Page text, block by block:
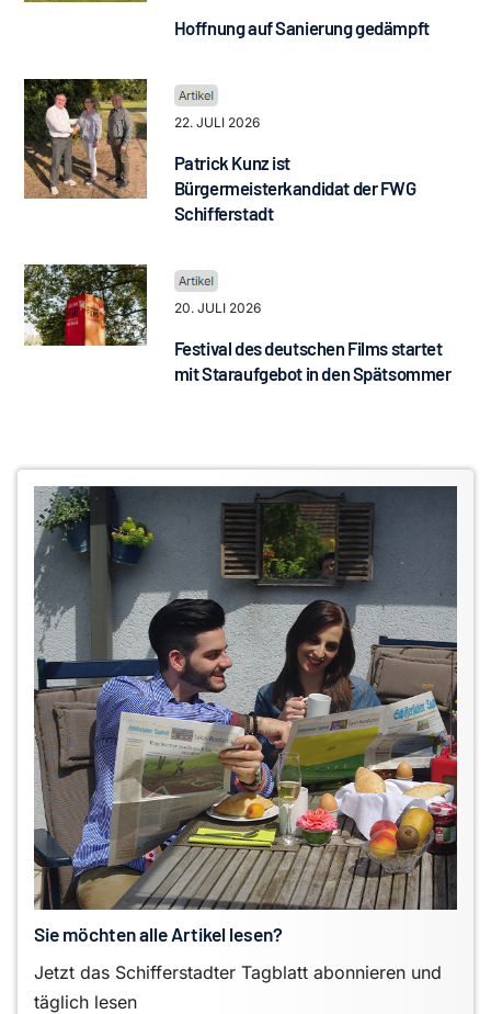
Hoffnung auf Sanierung gedämpft
22. JULI 2026
Patrick Kunz ist
Bürgermeisterkandidat der FWG
Schifferstadt
20. JULI 2026
Festival des deutschen Films startet
mit Staraufgebot in den Spätsommer
Sie möchten alle Artikel lesen?
Jetzt das Schifferstadter Tagblatt abonnieren und
täglich lesen